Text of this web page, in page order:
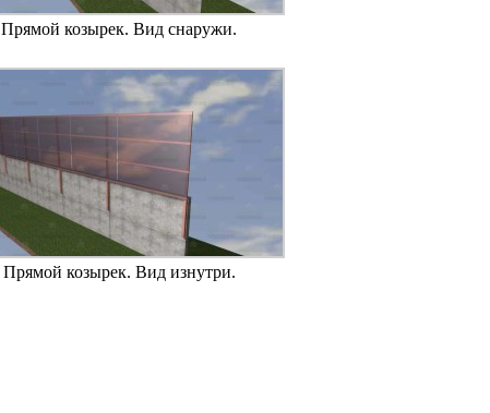
Прямой козырек. Вид снаружи.
Прямой козырек. Вид изнутри.